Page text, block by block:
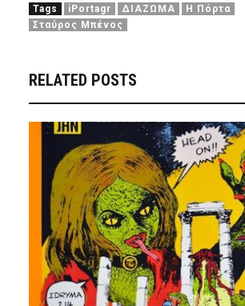
Tags iPortagr ΔΙΑΖΩΜΑ
Η Πόρτα
Σταύρος Μπένος
RELATED POSTS